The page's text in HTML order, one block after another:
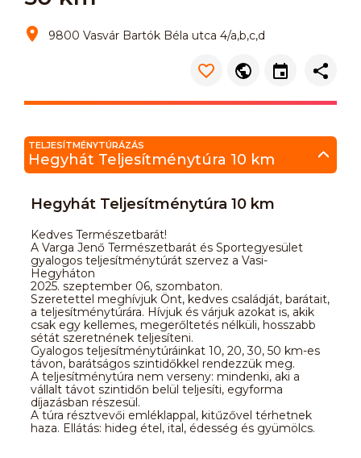
9800 Vasvár Bartók Béla utca 4/a,b,c,d
TELJESÍTMÉNYTÚRÁZÁS
Hegyhát Teljesítménytúra 10 km
Hegyhát Teljesítménytúra 10 km
Kedves Természetbarát!
A Varga Jenő Természetbarát és Sportegyesület
gyalogos teljesítménytúrát szervez a Vasi-
Hegyháton
2025. szeptember 06, szombaton.
Szeretettel meghívjuk Önt, kedves családját, barátait,
a teljesítménytúrára. Hívjuk és várjuk azokat is, akik
csak egy kellemes, megerőltetés nélküli, hosszabb
sétát szeretnének teljesíteni.
Gyalogos teljesítménytúráinkat 10, 20, 30, 50 km-es
távon, barátságos szintidőkkel rendezzük meg.
A teljesítménytúra nem verseny: mindenki, aki a
vállalt távot szintidőn belül teljesíti, egyforma
díjazásban részesül.
A túra résztvevői emléklappal, kitűzővel térhetnek
haza. Ellátás: hideg étel, ital, édesség és gyümölcs.